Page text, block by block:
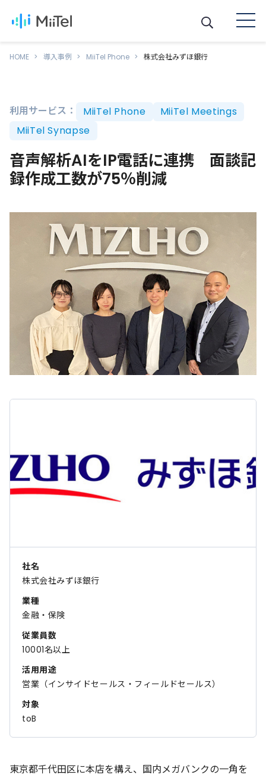
HOME 導入事例 MiiTel Phone 株式会社みずほ銀行
利用サービス： MiiTel Phone
MiiTel Meetings
MiiTel Synapse
音声解析AIをIP電話に連携 面談記
録作成工数が75％削減
社名
株式会社みずほ銀行
業種
金融・保険
従業員数
10001名以上
活用用途
営業（インサイドセールス・フィールドセールス）
対象
toB
東京都千代田区に本店を構え、国内メガバンクの一角を